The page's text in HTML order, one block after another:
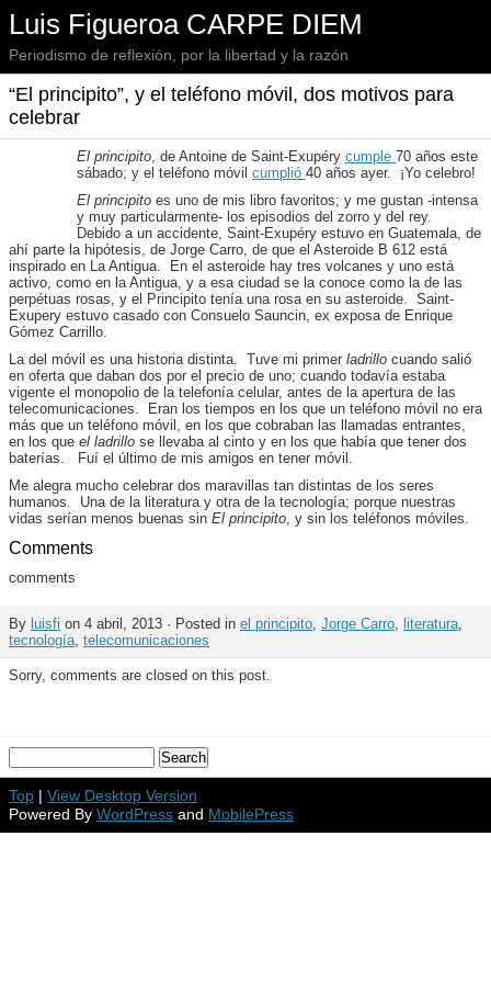
Luis Figueroa CARPE DIEM
Periodismo de reflexión, por la libertad y la razón
“El principito”, y el teléfono móvil, dos motivos para
celebrar
El principito, de Antoine de Saint-Exupéry cumple 70 años este
sábado; y el teléfono móvil cumplió 40 años ayer. ¡Yo celebro!
El principito es uno de mis libro favoritos; y me gustan -intensa
y muy particularmente- los episodios del zorro y del rey.
Debido a un accidente, Saint-Exupéry estuvo en Guatemala, de
ahí parte la hipótesis, de Jorge Carro, de que el Asteroide B 612 está
inspirado en La Antigua. En el asteroide hay tres volcanes y uno está
activo, como en la Antigua, y a esa ciudad se la conoce como la de las
perpétuas rosas, y el Principito tenía una rosa en su asteroide. Saint-
Exupery estuvo casado con Consuelo Sauncin, ex exposa de Enrique
Gómez Carrillo.
La del móvil es una historia distinta. Tuve mi primer ladrillo cuando salió
en oferta que daban dos por el precio de uno; cuando todavía estaba
vigente el monopolio de la telefonía celular, antes de la apertura de las
telecomunicaciones. Eran los tiempos en los que un teléfono móvil no era
más que un teléfono móvil, en los que cobraban las llamadas entrantes,
en los que el ladrillo se llevaba al cinto y en los que había que tener dos
baterías. Fuí el último de mis amigos en tener móvil.
Me alegra mucho celebrar dos maravillas tan distintas de los seres
humanos. Una de la literatura y otra de la tecnología; porque nuestras
vidas serían menos buenas sin El principito, y sin los teléfonos móviles.
Comments
comments
By luisfi on 4 abril, 2013 · Posted in el principito, Jorge Carro, literatura,
tecnología, telecomunicaciones
Sorry, comments are closed on this post.
Top | View Desktop Version
Powered By WordPress and MobilePress